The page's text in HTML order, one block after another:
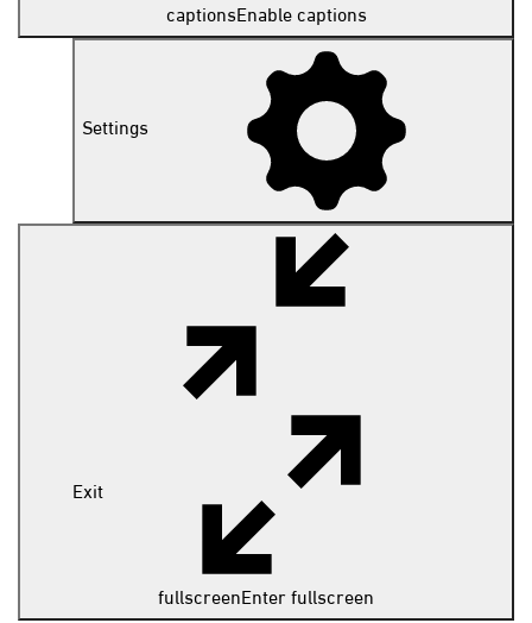
captionsEnable captions
Settings
Exit
fullscreenEnter fullscreen